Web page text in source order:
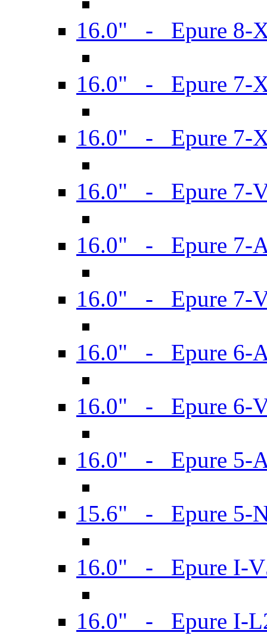
16.0" - Epure 8-
16.0" - Epure 7-
16.0" - Epure 7-
16.0" - Epure 7-
16.0" - Epure 7-
16.0" - Epure 7-
16.0" - Epure 6-
16.0" - Epure 6-
16.0" - Epure 5-
15.6" - Epure 5-
16.0" - Epure I-
16.0" - Epure I-